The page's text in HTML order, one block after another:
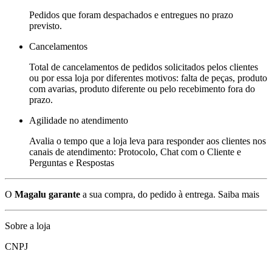
Pedidos que foram despachados e entregues no prazo
previsto.
Cancelamentos
Total de cancelamentos de pedidos solicitados pelos clientes
ou por essa loja por diferentes motivos: falta de peças, produto
com avarias, produto diferente ou pelo recebimento fora do
prazo.
Agilidade no atendimento
Avalia o tempo que a loja leva para responder aos clientes nos
canais de atendimento: Protocolo, Chat com o Cliente e
Perguntas e Respostas
O Magalu garante a sua compra, do pedido à entrega. Saiba mais
Sobre a loja
CNPJ